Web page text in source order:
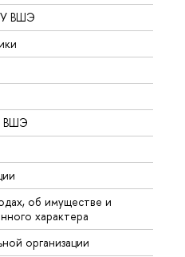
ВШЭ
ВШЭ
об имуществе и
характера
организации